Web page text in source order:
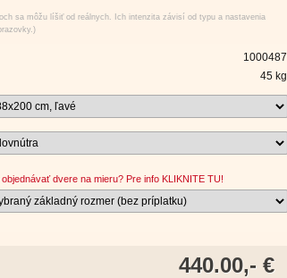
sa môžu líšiť od reálnych. Ich intenzita závisí od typu a nastavenia
1000487
45 kg
dvere na mieru? Pre info KLIKNITE TU!
440.00,- €